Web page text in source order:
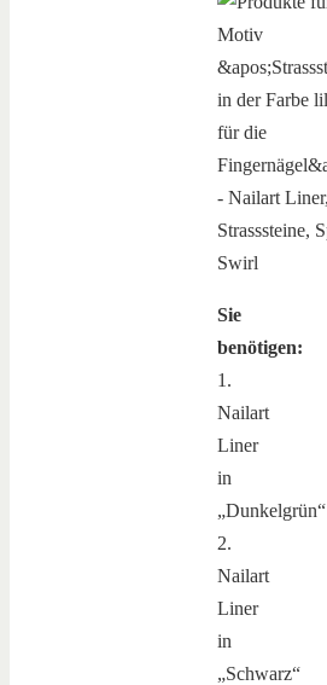
Sie
benötigen:
1.
Nailart
Liner
in
„Dunkelgrün“
2.
Nailart
Liner
in
„Schwarz“